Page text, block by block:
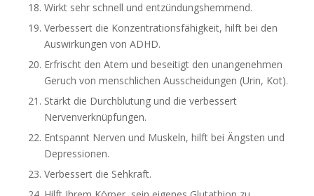
Wirkt sehr schnell und entzündungshemmend.
Verbessert die Konzentrationsfähigkeit, hilft bei den
Auswirkungen von ADHD.
Erfrischt den Atem und beseitigt den unangenehmen
Geruch von menschlichen Ausscheidungen (Urin, Kot).
Stärkt die Durchblutung und die verbessert
Nervenverknüpfungen.
Entspannt Nerven und Muskeln, hilft bei Ängsten und
Depressionen.
Verbessert die Sehkraft.